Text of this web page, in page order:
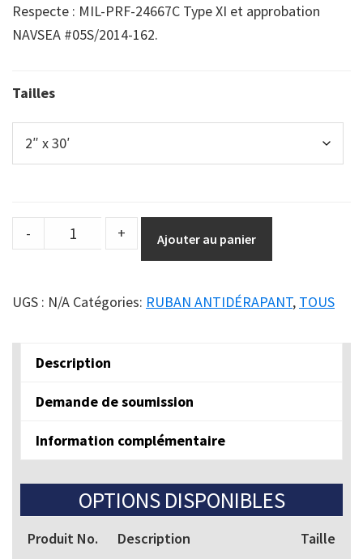
Respecte : MIL-PRF-24667C Type XI et approbation
NAVSEA #05S/2014-162.
Tailles
antidérapant
qualité
et
marine
quantity
- + Ajouter au panier
UGS : N/A Catégories: RUBAN ANTIDÉRAPANT, TOUS
Description
Demande de soumission
Information complémentaire
OPTIONS DISPONIBLES
Produit No. Description Taille